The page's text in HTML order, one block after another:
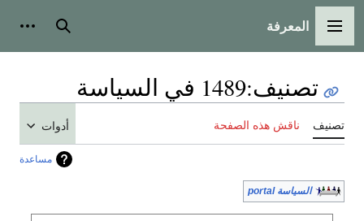
القائمة الرئيسية
المعرفة بحث
تصنيف:1489 في السياسة
تصنيف ناقش هذه الصفحة أدوات
مساعدة
السياسة portal